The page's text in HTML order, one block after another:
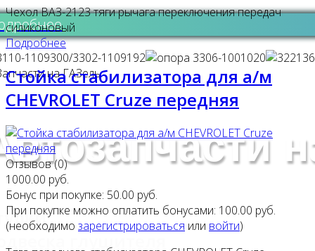
глушителя
Чехол ВАЗ-2123 тяги рычага переключения передач
силиконовый
Подробнее
Стойка стабилизатора для а/м
CHEVROLET Cruze передняя
Отзывов (0)
1000.00 руб.
Бонус при покупке: 50.00 руб.
При покупке можно оплатить бонусами: 100.00 руб.
(необходимо зарегистрироваться или войти)